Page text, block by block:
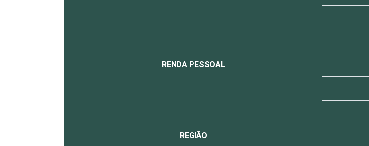
RENDA PESSOAL
REGIÃO